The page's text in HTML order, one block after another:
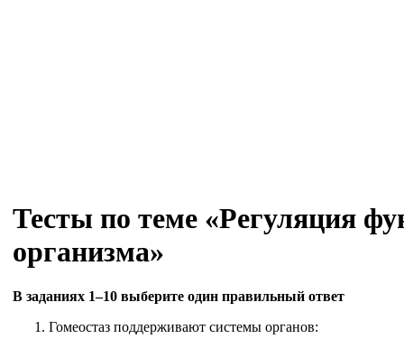
Тесты по теме «Регуляция
организма»
В заданиях 1–10 выберите один правильный ответ
Гомеостаз поддерживают системы органов: